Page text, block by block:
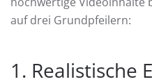
auf drei Grundpfeilern:
1. Realistische